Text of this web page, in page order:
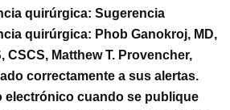
quirúrgica: Sugerencia
quirúrgica: Phob Ganokroj, MD,
CSCS, Matthew T. Provencher,
correctamente a sus alertas.
electrónico cuando se publique